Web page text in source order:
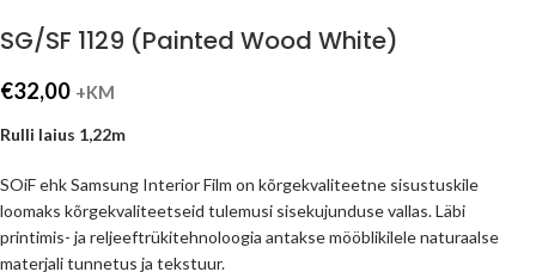
SG/SF 1129 (Painted Wood White)
€32,00 +KM
Rulli laius 1,22m
SOiF ehk Samsung Interior Film on kõrgekvaliteetne sisustuskile
loomaks kõrgekvaliteetseid tulemusi sisekujunduse vallas. Läbi
printimis- ja reljeeftrükitehnoloogia antakse mööblikilele naturaalse
materjali tunnetus ja tekstuur.